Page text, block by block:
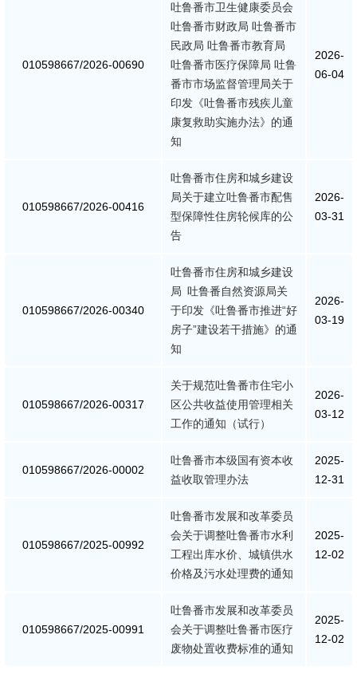
010598667/2026-00690
吐鲁番市卫生健康委员会
吐鲁番市财政局 吐鲁番市
民政局 吐鲁番市教育局
吐鲁番市医疗保障局 吐鲁
番市市场监督管理局关于
印发《吐鲁番市残疾儿童
康复救助实施办法》的通
知
2026-
06-04
010598667/2026-00416
吐鲁番市住房和城乡建设
局关于建立吐鲁番市配售
型保障性住房轮候库的公
告
2026-
03-31
010598667/2026-00340
吐鲁番市住房和城乡建设
局 吐鲁番自然资源局关
于印发《吐鲁番市推进“好
房子”建设若干措施》的通
知
2026-
03-19
010598667/2026-00317
关于规范吐鲁番市住宅小
区公共收益使用管理相关
工作的通知（试行）
2026-
03-12
010598667/2026-00002
吐鲁番市本级国有资本收
益收取管理办法
2025-
12-31
010598667/2025-00992
吐鲁番市发展和改革委员
会​关于调整吐鲁番市水利
工程出库水价、城镇供水
价格及污水处理费的通知
2025-
12-02
010598667/2025-00991
吐鲁番市发展和改革委员
会关于调整吐鲁番市医疗
废物处置收费标准的通知
2025-
12-02